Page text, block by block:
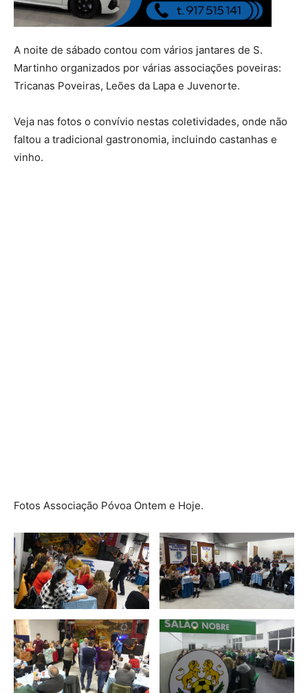
A noite de sábado contou com vários jantares de S.
Martinho organizados por várias associações poveiras:
Tricanas Poveiras, Leões da Lapa e Juvenorte.
Veja nas fotos o convívio nestas coletividades, onde não
faltou a tradicional gastronomia, incluindo castanhas e
vinho.
Fotos Associação Póvoa Ontem e Hoje.